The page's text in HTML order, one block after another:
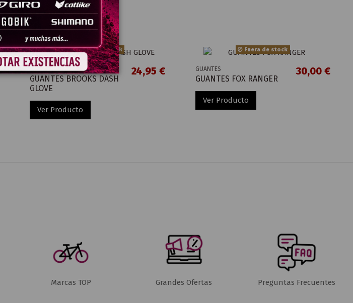
Fuera de stock
GUANTES
GUANTES BROOKS DASH
GLOVE
24,95 €
Ver Producto
Fuera de stock
GUANTES
GUANTES FOX RANGER
30,00 €
Ver Producto
Marcas TOP Grandes Ofertas Preguntas Frecuentes